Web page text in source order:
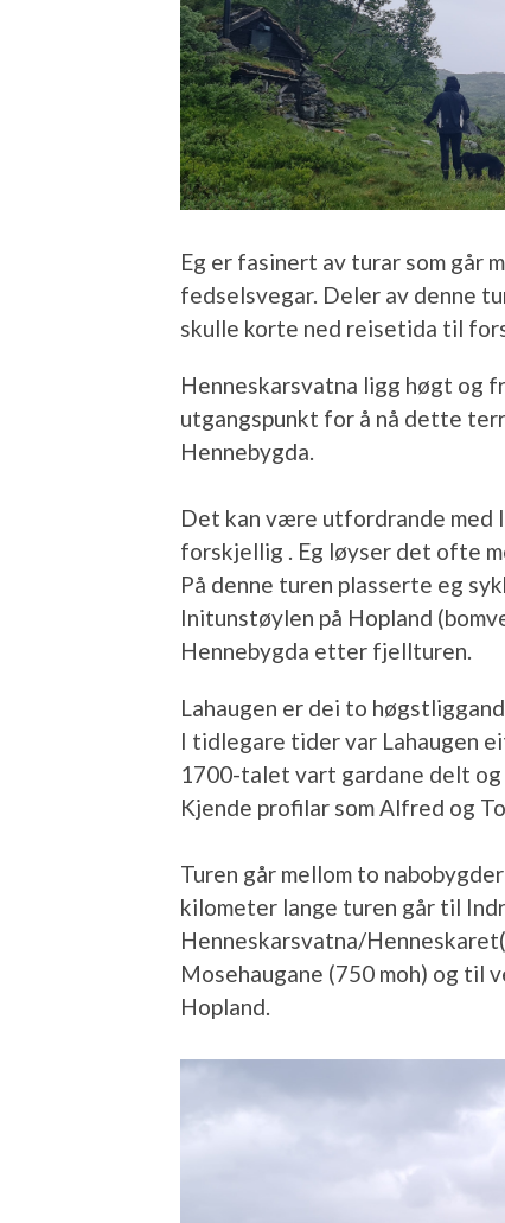
Eg er fasinert av turar som går
fedselsvegar. Deler av denne
skulle korte ned reisetida til
Henneskarsvatna ligg høgt
utgangspunkt for å nå dette
Hennebygda.
Det kan være utfordrande med
forskjellig . Eg løyser det ofte
På denne turen plasserte eg
Initunstøylen på Hopland
Hennebygda etter fjellturen.
Lahaugen er dei to
I tidlegare tider var Lahaugen
1700-talet vart gardane delt
Kjende profilar som Alfred og
Turen går mellom to
kilometer lange turen går til
Henneskarsvatna/
Mosehaugane (750 moh) og til
Hopland.